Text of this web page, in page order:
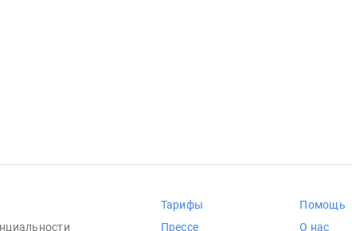
Тарифы
Прессе
Помощь
О нас